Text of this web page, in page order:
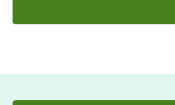
ーは1台です。